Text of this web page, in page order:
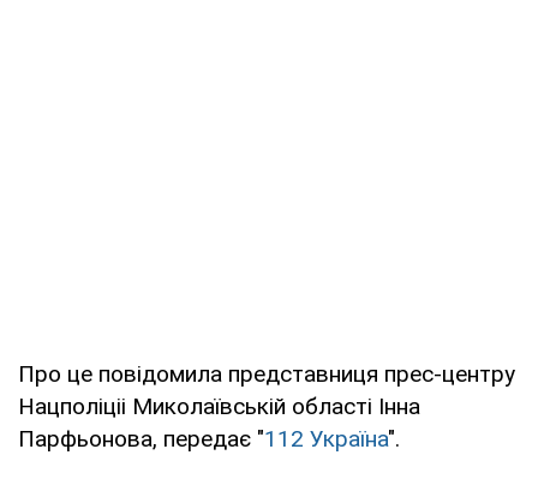
Про це повідомила представниця прес-центру
Нацполіціі Миколаївській області Інна
Парфьонова, передає "112 Україна".